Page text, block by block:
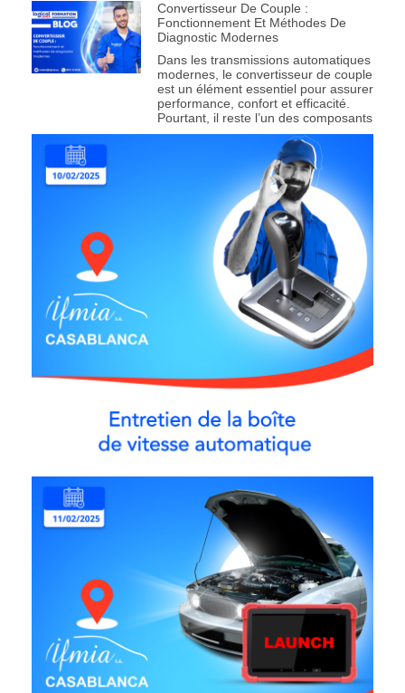
Convertisseur De Couple :
Fonctionnement Et Méthodes De
Diagnostic Modernes
Dans les transmissions automatiques
modernes, le convertisseur de couple
est un élément essentiel pour assurer
performance, confort et efficacité.
Pourtant, il reste l’un des composants